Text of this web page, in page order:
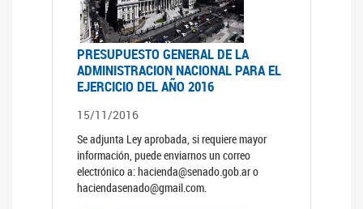
PRESUPUESTO GENERAL DE LA
ADMINISTRACION NACIONAL PARA EL
EJERCICIO DEL AÑO 2016
15/11/2016
Se adjunta Ley aprobada, si requiere mayor
información, puede enviarnos un correo
electrónico a: hacienda@senado.gob.ar o
haciendasenado@gmail.com.